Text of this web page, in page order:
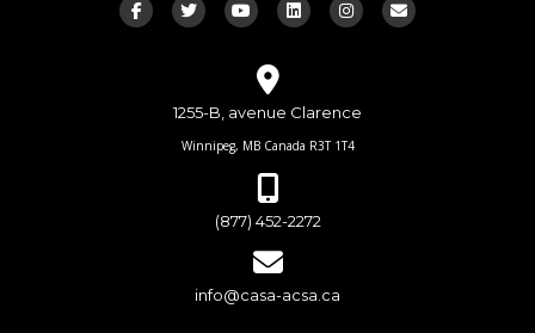
1255-B, avenue Clarence
Winnipeg, MB Canada R3T 1T4
(877) 452-2272
info@casa-acsa.ca